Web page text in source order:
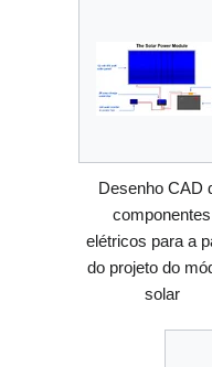
Desenho CAD
componentes
elétricos para a
do projeto do
solar